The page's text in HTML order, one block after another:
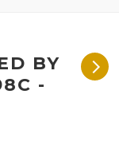
BY
-